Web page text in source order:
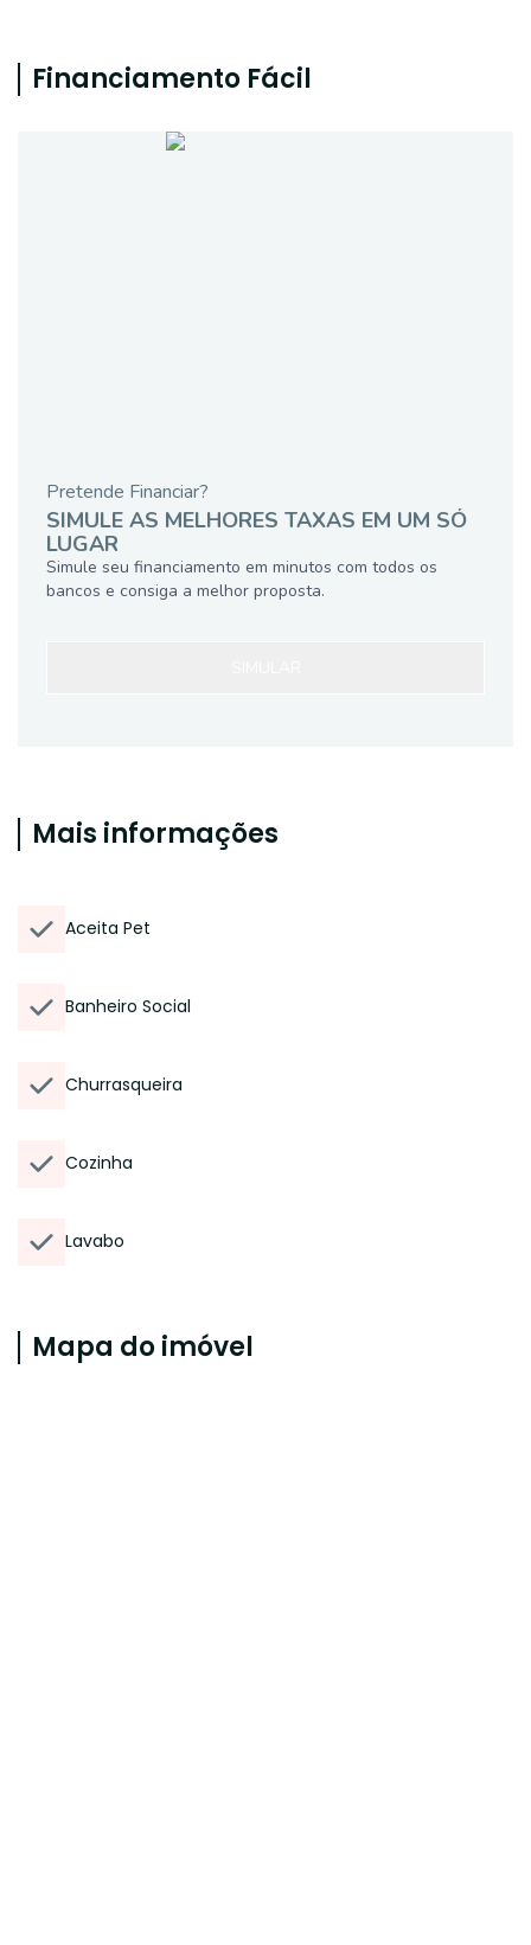
Financiamento Fácil
Pretende Financiar?
SIMULE AS MELHORES TAXAS EM UM SÓ
LUGAR
Simule seu financiamento em minutos com todos os
bancos e consiga a melhor proposta.
Mais informações
Aceita Pet
Banheiro Social
Churrasqueira
Cozinha
Lavabo
Mapa do imóvel